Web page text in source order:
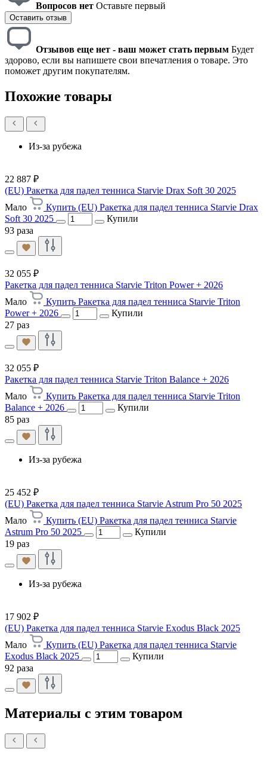
Вопросов нет Оставьте первый
Оставить отзыв
Отзывов еще нет - ваш может стать первым Будет
здорово, если вы напишете свои впечатления о товаре. Это
поможет другим покупателям.
Похожие товары
Из-за рубежа
22 887 ₽
(EU) Ракетка для падел тенниса Starvie Drax Soft 30 2025
Мало
Купить (EU) Ракетка для падел тенниса Starvie Drax
Soft 30 2025
Купили
93 раза
32 055 ₽
Ракетка для падел тенниса Starvie Triton Power + 2026
Мало
Купить Ракетка для падел тенниса Starvie Triton
Power + 2026
Купили
27 раз
32 055 ₽
Ракетка для падел тенниса Starvie Triton Balance + 2026
Мало
Купить Ракетка для падел тенниса Starvie Triton
Balance + 2026
Купили
85 раз
Из-за рубежа
25 452 ₽
(EU) Ракетка для падел тенниса Starvie Astrum Pro 50 2025
Мало
Купить (EU) Ракетка для падел тенниса Starvie
Astrum Pro 50 2025
Купили
19 раз
Из-за рубежа
17 902 ₽
(EU) Ракетка для падел тенниса Starvie Exodus Black 2025
Мало
Купить (EU) Ракетка для падел тенниса Starvie
Exodus Black 2025
Купили
92 раза
Материалы с этим товаром